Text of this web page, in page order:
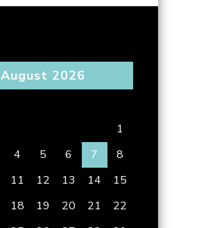
August 2026
1
4 5 6 7
8
11 12 13 14
15
18 19 20 21
22